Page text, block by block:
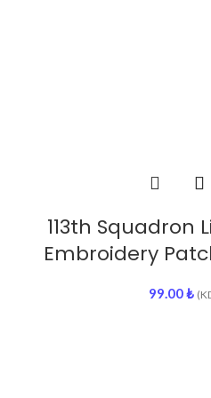
113th Squadron
Embroidery
99.00₺